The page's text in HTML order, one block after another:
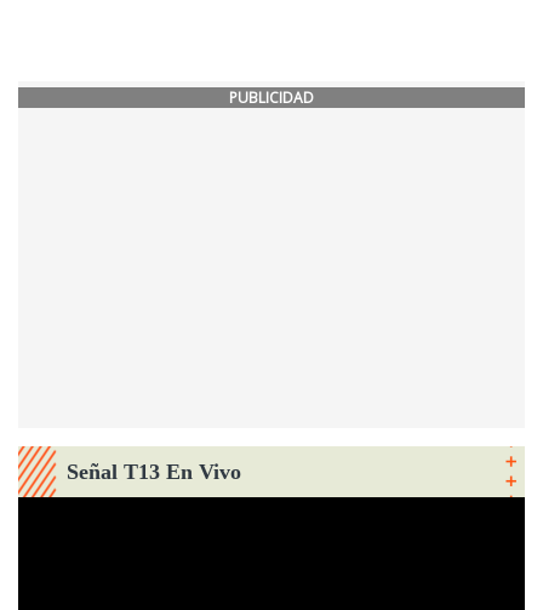
PUBLICIDAD
Señal T13 En Vivo